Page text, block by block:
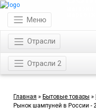
Меню
Отрасли
Отрасли 2
Главная » Бытовые товары »
Рынок шампуней в России -